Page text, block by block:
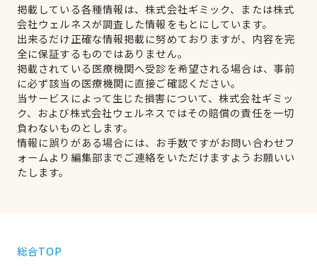
掲載している各種情報は、株式会社ギミック、または株式
会社ウェルネスが調査した情報をもとにしています。
出来るだけ正確な情報掲載に努めておりますが、内容を完
全に保証するものではありません。
掲載されている医療機関へ受診を希望される場合は、事前
に必ず該当の医療機関に直接ご確認ください。
当サービスによって生じた損害について、株式会社ギミッ
ク、および株式会社ウェルネスではその賠償の責任を一切
負わないものとします。
情報に誤りがある場合には、お手数ですがお問い合わせフ
ォームより編集部までご連絡をいただけますようお願いい
たします。
総合TOP